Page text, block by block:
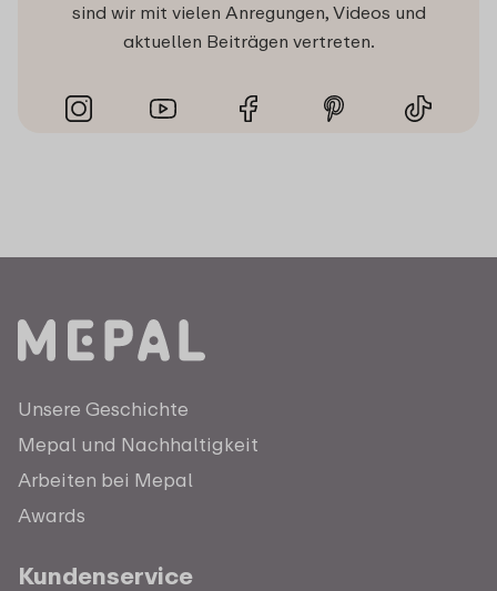
sind wir mit vielen Anregungen, Videos und
aktuellen Beiträgen vertreten.
Unsere Geschichte
Mepal und Nachhaltigkeit
Arbeiten bei Mepal
Awards
Kundenservice